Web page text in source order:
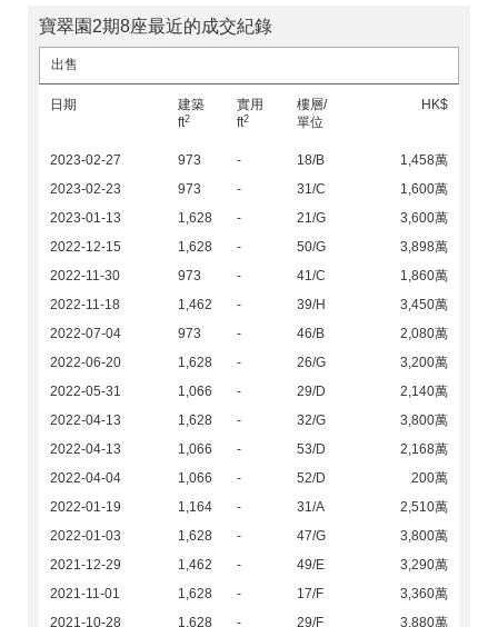
寶翠園2期8座最近的成交紀錄
出售
日期
建築
ft2
實用
ft2
樓層/
單位
HK$
2023-02-27 973 - 18/B
1,458萬
2023-02-23
973 - 31/C
1,600萬
2023-01-13
1,628 - 21/G
3,600萬
2022-12-15
1,628 - 50/G
3,898萬
2022-11-30
973 - 41/C
1,860萬
2022-11-18
1,462 - 39/H
3,450萬
2022-07-04
973 - 46/B
2,080萬
2022-06-20
1,628 - 26/G
3,200萬
2022-05-31
1,066 - 29/D
2,140萬
2022-04-13
1,628 - 32/G
3,800萬
2022-04-13
1,066 - 53/D
2,168萬
2022-04-04
1,066 - 52/D
200萬
2022-01-19
1,164 - 31/A
2,510萬
2022-01-03
1,628 - 47/G
3,800萬
2021-12-29
1,462 - 49/E
3,290萬
2021-11-01
1,628 - 17/F
3,360萬
2021-10-28
1,628 - 29/F 3,880萬